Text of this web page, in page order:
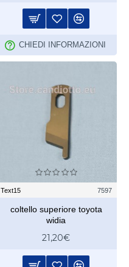
CHIEDI INFORMAZIONI
Text15 7597
coltello superiore toyota
widia
21,20€